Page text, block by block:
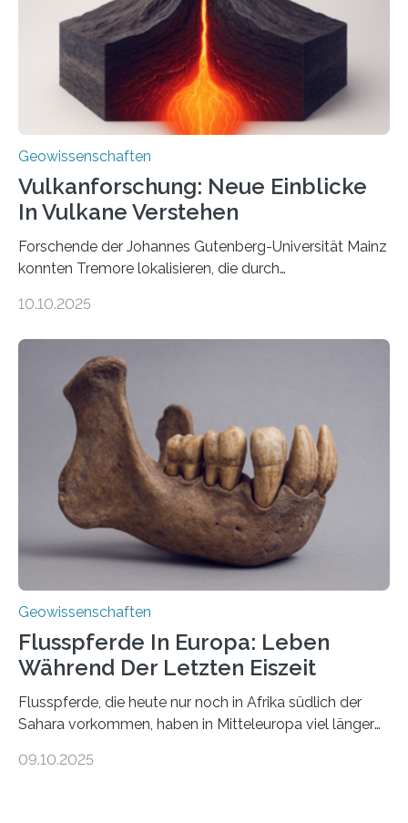
Richtung als auch in der Intensität des Erdmagnetfelds
wahrzunehmen. Dadurch konnten sie sich verorten und
über den Ozean navigieren. Vor einigen Jahren…
Geowissenschaften
Vulkanforschung: Neue Einblicke
In Vulkane Verstehen
Forschende der Johannes Gutenberg-Universität Mainz
konnten Tremore lokalisieren, die durch
Vulkan? Was passiert in der Erde darunter? Wo
erzeugt durch Magma oder Gase, die sich durch
Schlote einen Weg nach oben bahnen? Jun.-Prof. Dr.
Miriam Christina Reiss, Vulkanseismologin an der
Johannes Gutenberg-Universität Mainz (JGU), und ihr
Team haben am Vulkan Oldoinyo Lengai in Tansania
solche Tremore lokalisiert. „Wir konnten die Tremore
nicht nur nachweisen, sondern ihren Ort in…
10.10.2025
Geowissenschaften
Flusspferde In Europa: Leben
Während Der Letzten Eiszeit
Flusspferde, die heute nur noch in Afrika südlich der
Sahara vorkommen, haben in Mitteleuropa viel länger
Knochenfunden zeigen, dass Flusspferde noch vor
09.10.2025